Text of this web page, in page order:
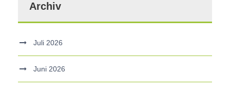
Archiv
Juli 2026
Juni 2026